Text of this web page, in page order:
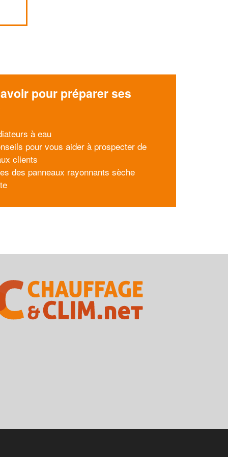
pour préparer ses
à eau
pour vous aider à prospecter de
clients
des panneaux rayonnants sèche